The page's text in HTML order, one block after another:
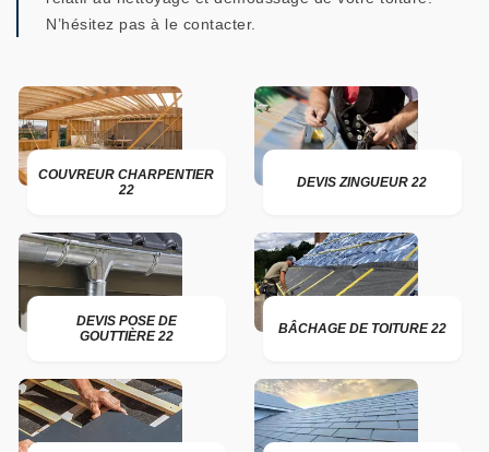
N’hésitez pas à le contacter.
COUVREUR CHARPENTIER
22
DEVIS ZINGUEUR 22
DEVIS POSE DE
GOUTTIÈRE 22
BÂCHAGE DE TOITURE 22